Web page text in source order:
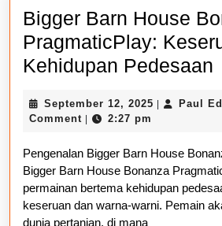
Bigger Barn House
PragmaticPlay:
Kehidupan Pedesaan
September 12, 2025 September
Paul
Comment
2:27 pm
Pengenalan Bigger Barn House
Bigger Barn House Bonanza
permainan bertema kehidupan
keseruan dan warna-warni. Pemain
dunia pertanian, di mana